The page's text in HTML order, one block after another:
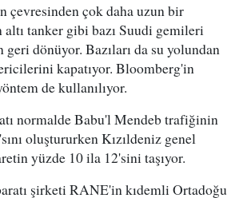
çevresinden çok daha uzun bir
tanker gibi bazı Suudi gemileri
dönüyor. Bazıları da su yolundan
kapatıyor. Bloomberg'in
de kullanılıyor.
normalde Babu'l Mendeb trafiğinin
oluştururken Kızıldeniz genel
yüzde 10 ila 12'sini taşıyor.
şirketi RANE'in kıdemli Ortadoğu